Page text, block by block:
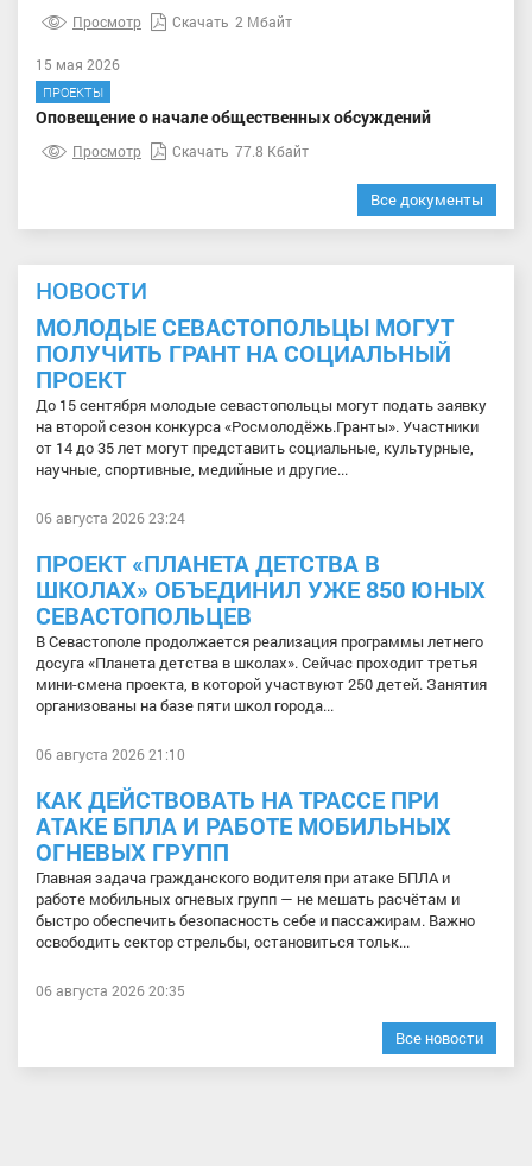
Просмотр Скачать 2 Мбайт
15 мая 2026
ПРОЕКТЫ
Оповещение о начале общественных обсуждений
Просмотр Скачать 77.8 Кбайт
Все документы
НОВОСТИ
МОЛОДЫЕ СЕВАСТОПОЛЬЦЫ МОГУТ
ПОЛУЧИТЬ ГРАНТ НА СОЦИАЛЬНЫЙ
ПРОЕКТ
До 15 сентября молодые севастопольцы могут подать заявку
на второй сезон конкурса «Росмолодёжь.Гранты». Участники
от 14 до 35 лет могут представить социальные, культурные,
научные, спортивные, медийные и другие...
06 августа 2026 23:24
ПРОЕКТ «ПЛАНЕТА ДЕТСТВА В
ШКОЛАХ» ОБЪЕДИНИЛ УЖЕ 850 ЮНЫХ
СЕВАСТОПОЛЬЦЕВ
В Севастополе продолжается реализация программы летнего
досуга «Планета детства в школах». Сейчас проходит третья
мини-смена проекта, в которой участвуют 250 детей. Занятия
организованы на базе пяти школ города...
06 августа 2026 21:10
КАК ДЕЙСТВОВАТЬ НА ТРАССЕ ПРИ
АТАКЕ БПЛА И РАБОТЕ МОБИЛЬНЫХ
ОГНЕВЫХ ГРУПП
Главная задача гражданского водителя при атаке БПЛА и
работе мобильных огневых групп — не мешать расчётам и
быстро обеспечить безопасность себе и пассажирам. Важно
освободить сектор стрельбы, остановиться тольк...
06 августа 2026 20:35
Все новости